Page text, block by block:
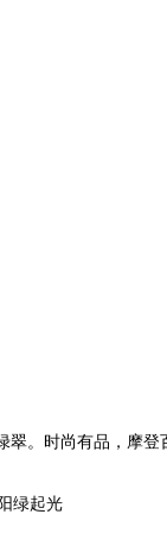
。时尚有品，摩登
绿起光